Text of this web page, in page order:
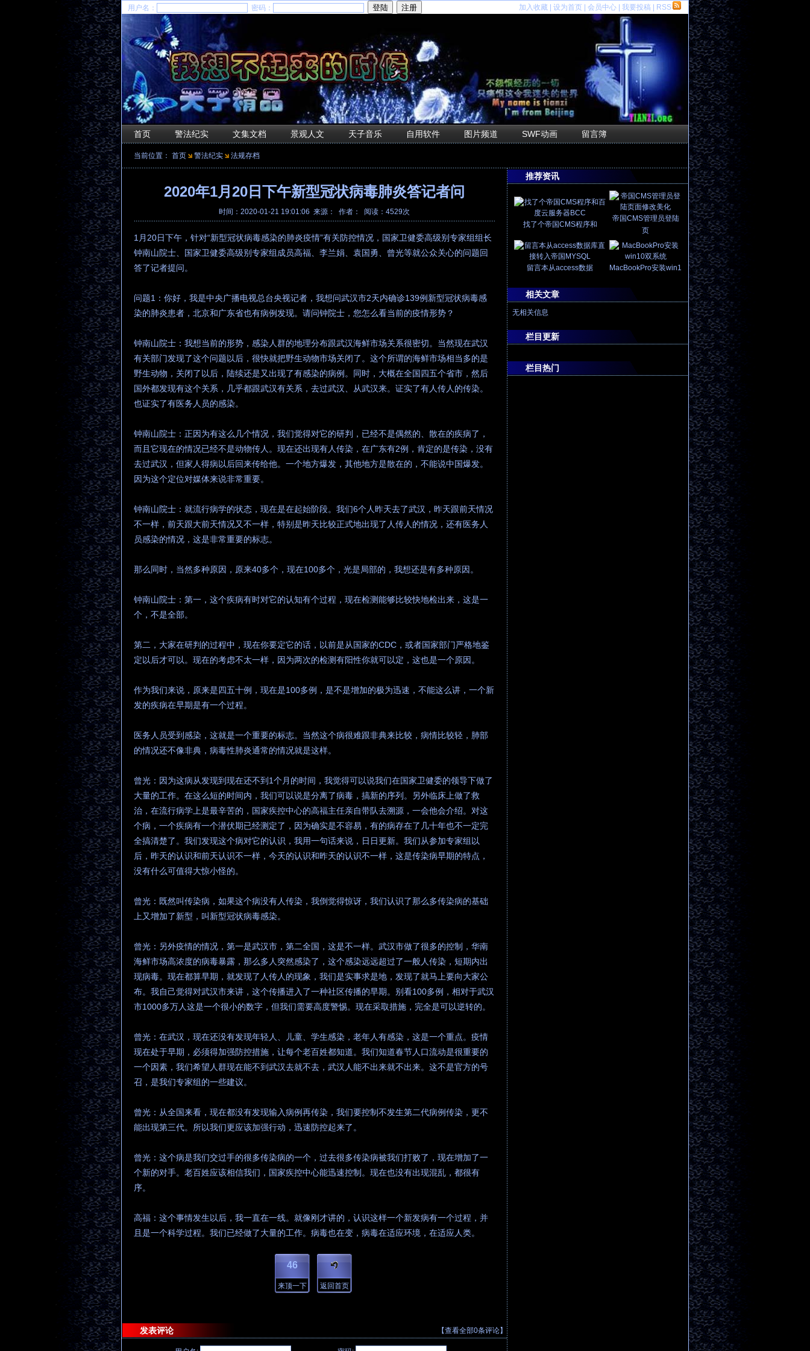
用户名： 密码： 加入收藏 设为首页 会员中心 我要投稿 RSS
首页 警法纪实 文集文档 景观人文 天子音乐 自用软件 图片频道 SWF动画 留言簿
当前位置： 首页 警法纪实 法规存档
2020年1月20日下午新型冠状病毒肺炎答记者问
时间：2020-01-21 19:01:06 来源： 作者： 阅读：4529次
1月20日下午，针对“新型冠状病毒感染的肺炎疫情”有关防控情况，国家卫健委高级别专家组组长
钟南山院士、国家卫健委高级别专家组成员高福、李兰娟、袁国勇、曾光等就公众关心的问题回
答了记者提问。
问题1：你好，我是中央广播电视总台央视记者，我想问武汉市2天内确诊139例新型冠状病毒感
染的肺炎患者，北京和广东省也有病例发现。请问钟院士，您怎么看当前的疫情形势？
钟南山院士：我想当前的形势，感染人群的地理分布跟武汉海鲜市场关系很密切。当然现在武汉
有关部门发现了这个问题以后，很快就把野生动物市场关闭了。这个所谓的海鲜市场相当多的是
野生动物，关闭了以后，陆续还是又出现了有感染的病例。同时，大概在全国四五个省市，然后
国外都发现有这个关系，几乎都跟武汉有关系，去过武汉、从武汉来。证实了有人传人的传染。
也证实了有医务人员的感染。
钟南山院士：正因为有这么几个情况，我们觉得对它的研判，已经不是偶然的、散在的疾病了，
而且它现在的情况已经不是动物传人。现在还出现有人传染，在广东有2例，肯定的是传染，没有
去过武汉，但家人得病以后回来传给他。一个地方爆发，其他地方是散在的，不能说中国爆发。
因为这个定位对媒体来说非常重要。
钟南山院士：就流行病学的状态，现在是在起始阶段。我们6个人昨天去了武汉，昨天跟前天情况
不一样，前天跟大前天情况又不一样，特别是昨天比较正式地出现了人传人的情况，还有医务人
员感染的情况，这是非常重要的标志。
那么同时，当然多种原因，原来40多个，现在100多个，光是局部的，我想还是有多种原因。
钟南山院士：第一，这个疾病有时对它的认知有个过程，现在检测能够比较快地检出来，这是一
个，不是全部。
第二，大家在研判的过程中，现在你要定它的话，以前是从国家的CDC，或者国家部门严格地鉴
定以后才可以。现在的考虑不太一样，因为两次的检测有阳性你就可以定，这也是一个原因。
作为我们来说，原来是四五十例，现在是100多例，是不是增加的极为迅速，不能这么讲，一个新
发的疾病在早期是有一个过程。
医务人员受到感染，这就是一个重要的标志。当然这个病很难跟非典来比较，病情比较轻，肺部
的情况还不像非典，病毒性肺炎通常的情况就是这样。
曾光：因为这病从发现到现在还不到1个月的时间，我觉得可以说我们在国家卫健委的领导下做了
大量的工作。在这么短的时间内，我们可以说是分离了病毒，搞新的序列。另外临床上做了救
治，在流行病学上是最辛苦的，国家疾控中心的高福主任亲自带队去溯源，一会他会介绍。对这
个病，一个疾病有一个潜伏期已经测定了，因为确实是不容易，有的病存在了几十年也不一定完
全搞清楚了。我们发现这个病对它的认识，我用一句话来说，日日更新。我们从参加专家组以
后，昨天的认识和前天认识不一样，今天的认识和昨天的认识不一样，这是传染病早期的特点，
没有什么可值得大惊小怪的。
曾光：既然叫传染病，如果这个病没有人传染，我倒觉得惊讶，我们认识了那么多传染病的基础
上又增加了新型，叫新型冠状病毒感染。
曾光：另外疫情的情况，第一是武汉市，第二全国，这是不一样。武汉市做了很多的控制，华南
海鲜市场高浓度的病毒暴露，那么多人突然感染了，这个感染远远超过了一般人传染，短期内出
现病毒。现在都算早期，就发现了人传人的现象，我们是实事求是地，发现了就马上要向大家公
布。我自己觉得对武汉市来讲，这个传播进入了一种社区传播的早期。别看100多例，相对于武汉
市1000多万人这是一个很小的数字，但我们需要高度警惕。现在采取措施，完全是可以逆转的。
曾光：在武汉，现在还没有发现年轻人、儿童、学生感染，老年人有感染，这是一个重点。疫情
现在处于早期，必须得加强防控措施，让每个老百姓都知道。我们知道春节人口流动是很重要的
一个因素，我们希望人群现在能不到武汉去就不去，武汉人能不出来就不出来。这不是官方的号
召，是我们专家组的一些建议。
曾光：从全国来看，现在都没有发现输入病例再传染，我们要控制不发生第二代病例传染，更不
能出现第三代。所以我们更应该加强行动，迅速防控起来了。
曾光：这个病是我们交过手的很多传染病的一个，过去很多传染病被我们打败了，现在增加了一
个新的对手。老百姓应该相信我们，国家疾控中心能迅速控制。现在也没有出现混乱，都很有
序。
高福：这个事情发生以后，我一直在一线。就像刚才讲的，认识这样一个新发病有一个过程，并
且是一个科学过程。我们已经做了大量的工作。病毒也在变，病毒在适应环境，在适应人类。
46
来顶一下 返回首页
发表评论 【查看全部0条评论】
推荐资讯
找了个帝国CMS程序和
帝国CMS管理员登陆
页
留言本从access数据 MacBookPro安装win1
相关文章
无相关信息
栏目更新
栏目热门